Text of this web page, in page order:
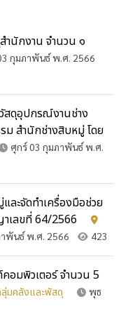
ำนักงาน จำนวน ๑
กุมภาพันธ์ พ.ศ. 2566
สดุอุปกรณ์งานช่าง
ม สำนักช่างสิบหมู่ โดย
ศุกร์ 03 กุมภาพันธ์ พ.ศ.
ละจัดทำเครื่องมือช่วย
เลขที่ 64/2566
พันธ์ พ.ศ. 2566 423
มพิวเตอร์ จำนวน 5
มคลังและพัสดุ
พุธ